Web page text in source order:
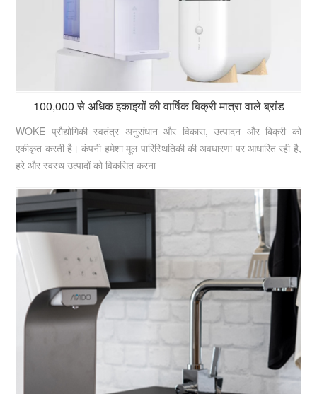
100,000 से अधिक इकाइयों की वार्षिक बिक्री मात्रा वाले ब्रांड
WOKE प्रौद्योगिकी स्वतंत्र अनुसंधान और विकास, उत्पादन और बिक्री को
एकीकृत करती है। कंपनी हमेशा मूल पारिस्थितिकी की अवधारणा पर आधारित रही है,
हरे और स्वस्थ उत्पादों को विकसित करना